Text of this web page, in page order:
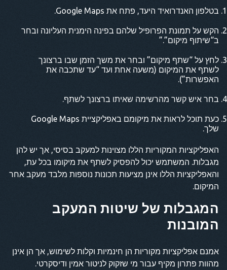
בטלפון האנדרואיד היעד, פתח את Google Maps.
הקש על תמונת הפרופיל שלהם בפינה הימנית העליונה ובחר
ב“שיתוף מיקום”.”
לחץ על “שתף מיקום” ובחר את משך הזמן שבו ברצונך
לשתף את המיקום (משעה אחת ועד “עד שתכבה את
האפשרות”).
בחר איש קשר מהרשימה שאיתו ברצונך לשתף.
כעת תוכל לראות את מיקומם באפליקציית Google Maps
שלך.
האפליקציות המקוריות הללו מצוינות למעקב בסיסי, אך יש להן
מגבלות. המשתמש יכול להפסיק לשתף את מיקומו בכל עת,
והאפליקציות הללו אינן מציעות תכונות נוספות מלבד מעקב אחר
המיקום.
המגבלות של שיטות המעקב
המובנות
אמנם אפליקציות מקוריות הן חינמיות וקלות לשימוש, אך הן אינן
מהוות פתרון מקיף עבור מי שזקוק לניטור אמין ודיסקרטי.